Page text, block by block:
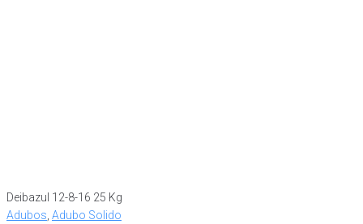
Deibazul 12-8-16 25 Kg
Adubos Adubo Solido